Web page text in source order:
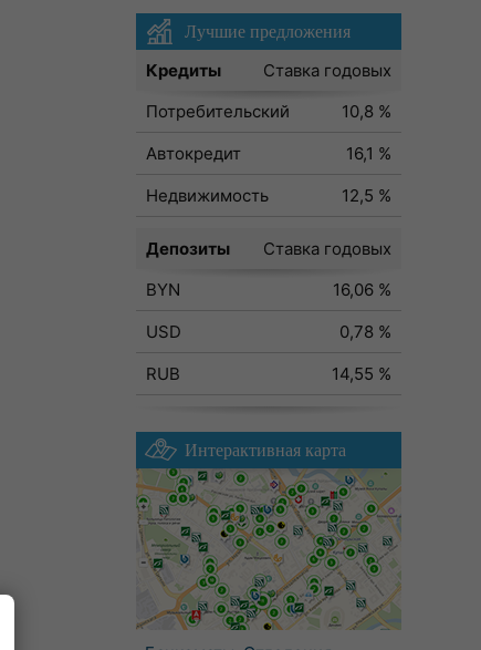
Лучшие предложения
Кредиты
Ставка годовых
Потребительский
10,8 %
Автокредит
16,1 %
Недвижимость
12,5 %
Депозиты
Ставка годовых
BYN
16,06 %
USD
0,78 %
RUB
14,55 %
Интерактивная карта